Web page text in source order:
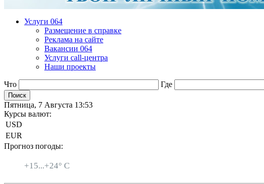
Услуги 064
Размещение в справке
Реклама на сайте
Вакансии 064
Услуги call-центра
Наши проекты
Что Где
Пятница, 7 Августа 13:53
Курсы валют:
USD
EUR
Прогноз погоды:
+15...+24° C